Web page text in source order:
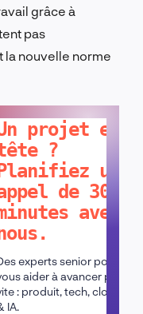
grâce à
pas
la nouvelle norme
projet en
?
un
de 30
avec
experts senior pour
aider à avancer plus
: produit, tech, cloud
IA.